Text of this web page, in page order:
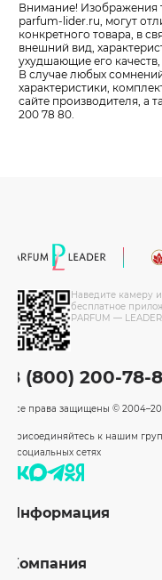
Внимание! Изображения
parfum-lider.ru, могут
конкретного товара, в
внешний вид,
ухудшающие его
В случае любых
характеристики,
сайте производителя, а
200 78 80.
Наведите камеру
бесплатное
PARFUM — LEADER
8 (800) 200-78-
Все права защищены ©
Присоединяйтесь к нашим
в социальных сетях
Информация
Бренды
Компания